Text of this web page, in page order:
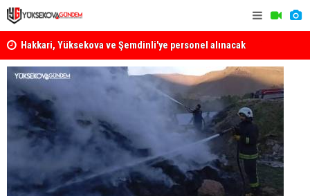
Hakkari, Yüksekova ve Şemdinli'ye personel alınacak
Çağrısı